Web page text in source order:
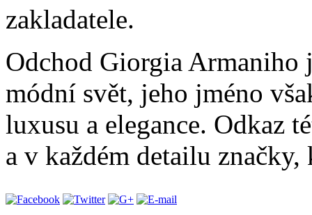
zakladatele.
Odchod Giorgia Armaniho
módní svět, jeho jméno
luxusu a elegance. Odkaz
a v každém detailu značky,